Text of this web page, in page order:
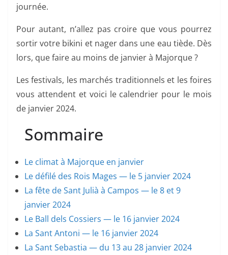
journée.
Pour autant, n’allez pas croire que vous pourrez
sortir votre bikini et nager dans une eau tiède. Dès
lors, que faire au moins de janvier à Majorque ?
Les festivals, les marchés traditionnels et les foires
vous attendent et voici le calendrier pour le mois
de janvier 2024.
Sommaire
Le climat à Majorque en janvier
Le défilé des Rois Mages — le 5 janvier 2024
La fête de Sant Julià à Campos — le 8 et 9
janvier 2024
Le Ball dels Cossiers — le 16 janvier 2024
La Sant Antoni — le 16 janvier 2024
La Sant Sebastia — du 13 au 28 janvier 2024